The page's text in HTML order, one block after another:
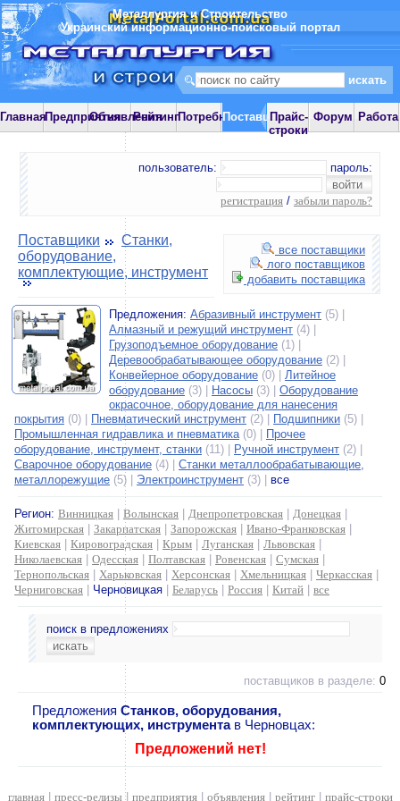
Металлургия и Строительство
Украинский информационно-поисковый портал
ГлавнаяПредприятияОбъявления
РейтингПотребностиПоставщики
Прайс-
строки
Форум Работа
пользователь: пароль:
регистрация / забыли пароль?
все поставщики
лого поставщиков
добавить поставщика
Поставщики
Станки,
оборудование,
комплектующие, инструмент
Предложения: Абразивный инструмент (5) |
Алмазный и режущий инструмент (4) |
Грузоподъемное оборудование (1) |
Деревообрабатывающее оборудование (2) |
Конвейерное оборудование (0) | Литейное
оборудование (3) | Насосы (3) | Оборудование
окрасочное, оборудование для нанесения
покрытия (0) | Пневматический инструмент (2) | Подшипники (5) |
Промышленная гидравлика и пневматика(0) |
Прочее
оборудование, инструмент, станки (11) | Ручной инструмент (2) |
Сварочное оборудование (4) | Станки металлообрабатывающие,
металлорежущие (5) | Электроинструмент (3) | все
Регион: Винницкая Волынская Днепропетровская Донецкая
Житомирская
Закарпатская Запорожская Ивано-Франковская
Киевская
Кировоградская Крым Луганская Львовская
Николаевская
Одесская Полтавская Ровенская Сумская
Тернопольская
Харьковская Херсонская Хмельницкая Черкасская
Черниговская
Черновицкая Беларусь Россия Китай все
поиск в предложениях
поставщиков в разделе: 0
Предложения Станков, оборудования,
комплектующих, инструментав Черновцах:
Предложений нет!
главная| пресс-релизы | предприятия| объявления| рейтинг| прайс-строки